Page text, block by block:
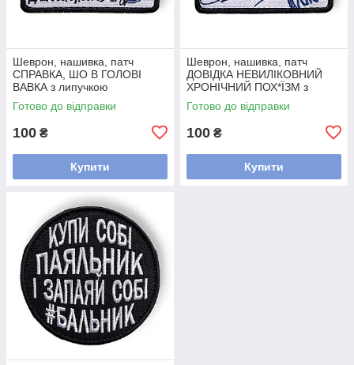
Шеврон, нашивка, патч
СПРАВКА, ШО В ГОЛОВІ
ВАВКА з липучкою
Готово до відправки
100 ₴
Купити
Шеврон, нашивка, патч
ДОВІДКА НЕВИЛІКОВНИЙ
ХРОНІЧНИЙ ПОХ*ЇЗМ з
липучкою
Готово до відправки
100 ₴
Купити